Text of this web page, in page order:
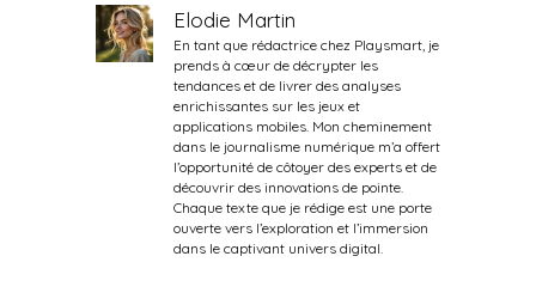
Elodie Martin
En tant que rédactrice chez Playsmart, je
prends à cœur de décrypter les
tendances et de livrer des analyses
enrichissantes sur les jeux et
applications mobiles. Mon cheminement
dans le journalisme numérique m’a offert
l’opportunité de côtoyer des experts et de
découvrir des innovations de pointe.
Chaque texte que je rédige est une porte
ouverte vers l’exploration et l’immersion
dans le captivant univers digital.